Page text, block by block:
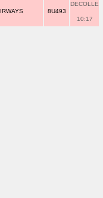
8U493
DECOLLE
10:17